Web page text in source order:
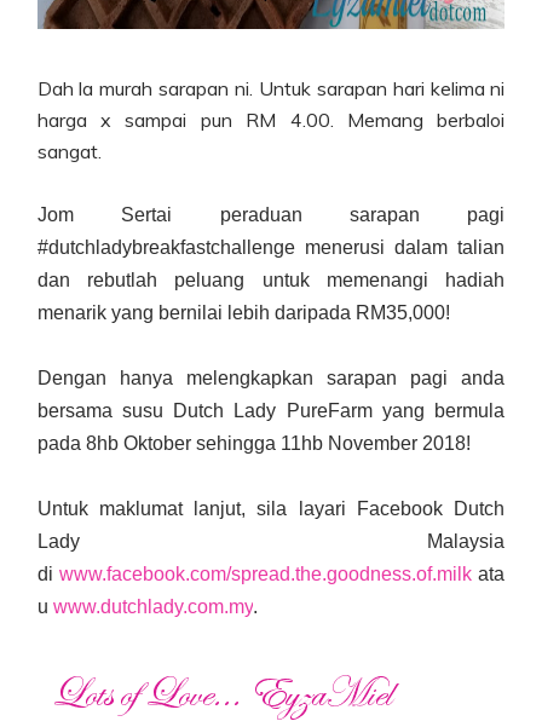
Dah la murah sarapan ni. Untuk sarapan hari kelima ni
harga x sampai pun RM 4.00. Memang berbaloi
sangat.
Jom Sertai peraduan sarapan pagi
#dutchladybreakfastchallenge menerusi dalam talian
dan rebutlah peluang untuk memenangi hadiah
menarik yang bernilai lebih daripada RM35,000!
Dengan hanya melengkapkan sarapan pagi anda
bersama susu Dutch Lady PureFarm yang bermula
pada 8hb Oktober sehingga 11hb November 2018!
Untuk maklumat lanjut, sila layari Facebook Dutch
Lady Malaysia
di www.facebook.com/spread.the.goodness.of.milk ata
u www.dutchlady.com.my.